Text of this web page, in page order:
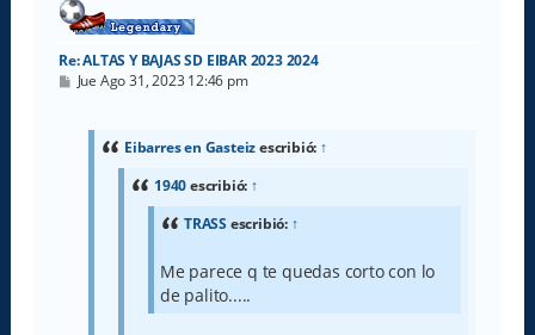
Re: ALTAS Y BAJAS SD EIBAR 2023 2024
M
Jue Ago 31, 2023 12:46 pm
Eibarres en Gasteizescribió: ↑
1940escribió: ↑
TRASS escribió: ↑
Me parece q te quedas corto con lo
de palito.....